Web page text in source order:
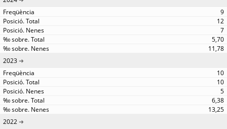
9
12
7
5,70
11,78
2023
10
10
5
6,38
13,25
2022